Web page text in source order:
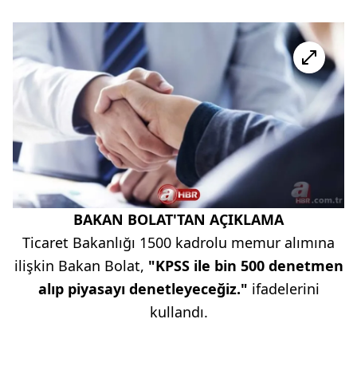
BAKAN BOLAT'TAN AÇIKLAMA
Ticaret Bakanlığı 1500 kadrolu memur alımına
ilişkin Bakan Bolat, "KPSS ile bin 500 denetmen
alıp piyasayı denetleyeceğiz." ifadelerini
kullandı.